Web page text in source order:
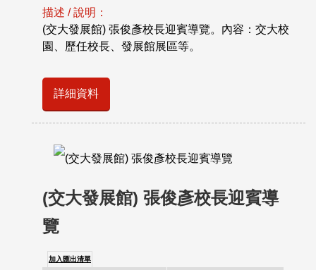
描述 / 說明：
(交大發展館) 張俊彥校長迎賓導覽。內容：交大校
園、歷任校長、發展館展區等。
詳細資料
(交大發展館) 張俊彥校長迎賓導
覽
加入匯出清單